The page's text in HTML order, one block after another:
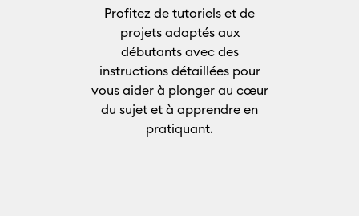
Profitez de tutoriels et de
projets adaptés aux
débutants avec des
instructions détaillées pour
vous aider à plonger au cœur
du sujet et à apprendre en
pratiquant.